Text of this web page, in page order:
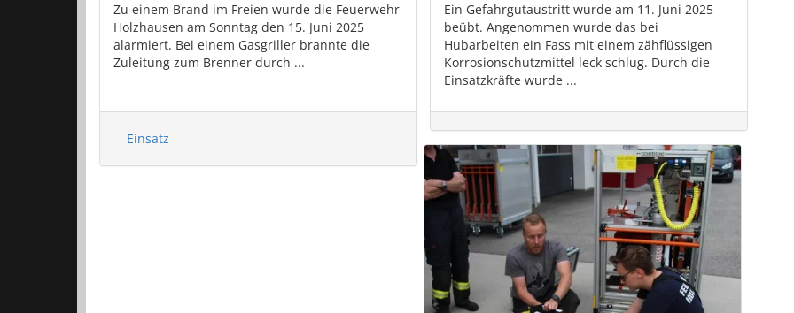
Zu einem Brand im Freien wurde die Feuerwehr
Holzhausen am Sonntag den 15. Juni 2025
alarmiert. Bei einem Gasgriller brannte die
Zuleitung zum Brenner durch ...
Einsatz
Ein Gefahrgutaustritt wurde am 11. Juni 2025
beübt. Angenommen wurde das bei
Hubarbeiten ein Fass mit einem zähflüssigen
Korrosionschutzmittel leck schlug. Durch die
Einsatzkräfte wurde ...